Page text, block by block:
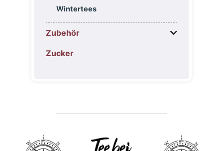
Wintertees
Zubehör
Zucker